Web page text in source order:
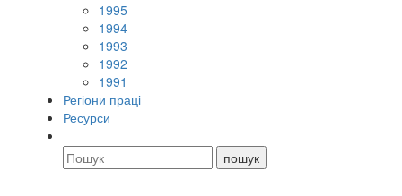
1995
1994
1993
1992
1991
Регіони праці
Ресурси